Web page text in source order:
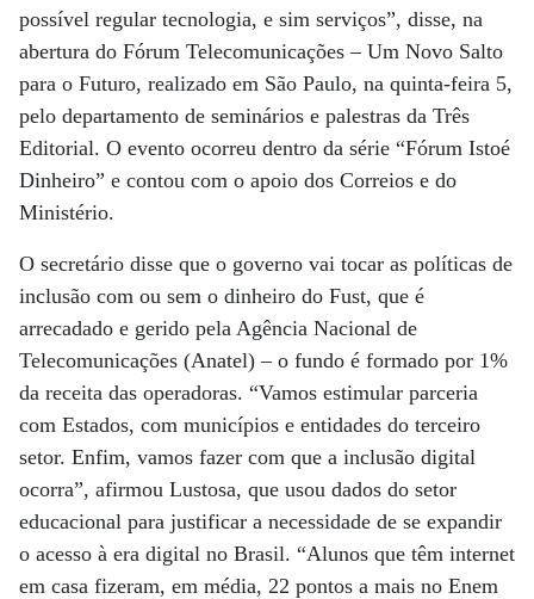
possível regular tecnologia, e sim serviços”, disse, na
abertura do Fórum Telecomunicações – Um Novo Salto
para o Futuro, realizado em São Paulo, na quinta-feira 5,
pelo departamento de seminários e palestras da Três
Editorial. O evento ocorreu dentro da série “Fórum Istoé
Dinheiro” e contou com o apoio dos Correios e do
Ministério.
O secretário disse que o governo vai tocar as políticas de
inclusão com ou sem o dinheiro do Fust, que é
arrecadado e gerido pela Agência Nacional de
Telecomunicações (Anatel) – o fundo é formado por 1%
da receita das operadoras. “Vamos estimular parceria
com Estados, com municípios e entidades do terceiro
setor. Enfim, vamos fazer com que a inclusão digital
ocorra”, afirmou Lustosa, que usou dados do setor
educacional para justificar a necessidade de se expandir
o acesso à era digital no Brasil. “Alunos que têm internet
em casa fizeram, em média, 22 pontos a mais no Enem